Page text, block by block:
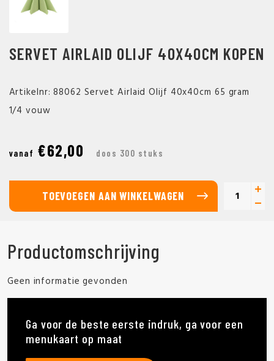
SERVET AIRLAID OLIJF 40X40CM KOPEN
Artikelnr: 88062 Servet Airlaid Olijf 40x40cm 65 gram
1/4 vouw
vanaf €62,00 doos 300 stuks
TOEVOEGEN AAN WINKELWAGEN
Productomschrijving
Geen informatie gevonden
Ga voor de beste eerste indruk, ga voor een
menukaart op maat